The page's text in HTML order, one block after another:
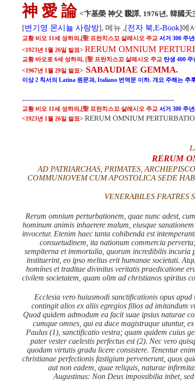
神 愛 論 <卞基榮 神父 飜譯, 1976년, 韓國
[변기영 몬시뇰 사랑방], 메뉴 ,[전자 북,E-Book]에
교황 비오 11세 성하의,[聖 프란치스꼬 살레시오 주교 서거 300 주
<1923년 1월 26일 발표> RERUM OMNIUM
교황 바오로 6세 성하의, [聖 프란치스꼬 살레시오 주교 탄생 400 주
<1967년 1월 29일 발표> SABAUDIAE GEMMA.
이상 2 칙서의 Latina 원문과, Italiano 번역문 이하. 개요 주해는 추
--------------------------------------------------------------
교황 비오 11세 성하의,[聖 프란치스꼬 살레시오 주교 서거 300 주
<1923년 1월 26일 발표> RERUM OMNIUM
RERUM
AD PATRIARCHAS, PRIMATES,
COMMUNIOVEM CUM APOSTOLICA SEDE
VENERABILES FRATRES
Rerum omnium perturbationem, quae nunc adest,
hominum animis inhaerere malum, eiusque
invocetur. Etenim haec tanta cohibenda est
consuetudinem, ita nationum commercia
sempiterna et immortalia, quorum incredibilis incuria
instituerint, eo ipso melius erit humanae societati.
homínes et traditae divinitus veritatis praedicatione
civilem societatem, quam olim ad christianos spiritus
Ecclesia vero huiusmodi sanctificationis opus apud
contingit alios ex aliis egregios filios ad imitandum
Quod quidem admodum ea facit suae ipsius naturae
cumque omnes, qui ea duce magistraque utuntur,
Paulus (1), sanctificatio vestra; quam quidem cuius
pater vester caelestis perfectus est(2). Nec vero
quodam virtutis gradu licere consistere. Tenentur
christianae perfectionis fastigium pervenerunt, quos
aut non eadem, quae reliquis, naturae
Augustinus: Non Deus impossibilia inbet, sed